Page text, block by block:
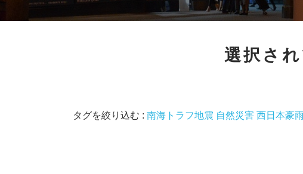
選択さ
タグを絞り込む : 南海トラフ地震 自然災害 西日本豪